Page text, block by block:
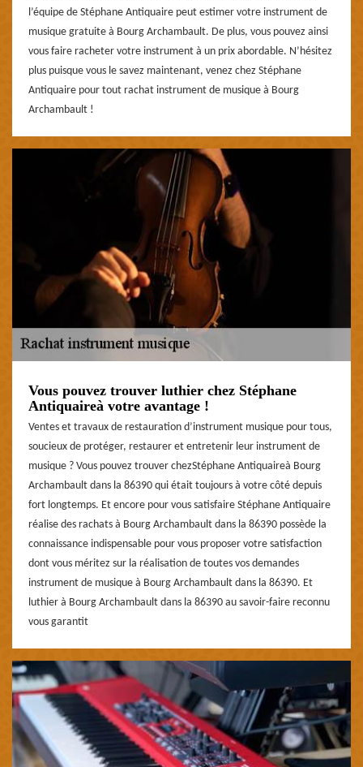
l’équipe de Stéphane Antiquaire peut estimer votre instrument de
musique gratuite à Bourg Archambault. De plus, vous pouvez ainsi
vous faire racheter votre instrument à un prix abordable. N’hésitez
plus puisque vous le savez maintenant, venez chez Stéphane
Antiquaire pour tout rachat instrument de musique à Bourg
Archambault !
Vous pouvez trouver luthier chez Stéphane
Antiquaireà votre avantage !
Ventes et travaux de restauration d’instrument musique pour tous,
soucieux de protéger, restaurer et entretenir leur instrument de
musique ? Vous pouvez trouver chezStéphane Antiquaireà Bourg
Archambault dans la 86390 qui était toujours à votre côté depuis
fort longtemps. Et encore pour vous satisfaire Stéphane Antiquaire
réalise des rachats à Bourg Archambault dans la 86390 possède la
connaissance indispensable pour vous proposer votre satisfaction
dont vous méritez sur la réalisation de toutes vos demandes
instrument de musique à Bourg Archambault dans la 86390. Et
luthier à Bourg Archambault dans la 86390 au savoir-faire reconnu
vous garantit